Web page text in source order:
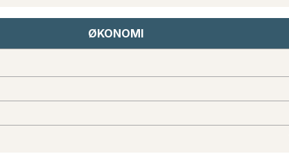
ØKONOMI